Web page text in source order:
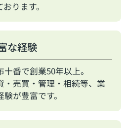
おります。
な経験
十番で創業50年以上。
・売買・管理・相続等、業
験が豊富です。